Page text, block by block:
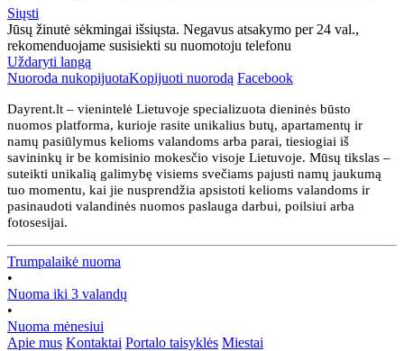
Siųsti
Jūsų žinutė sėkmingai išsiųsta. Negavus atsakymo per 24 val.,
rekomenduojame susisiekti su nuomotoju telefonu
Uždaryti langą
Nuoroda nukopijuotaKopijuoti nuorodą Facebook
Dayrent.lt – vienintelė Lietuvoje specializuota dieninės būsto
nuomos platforma, kurioje rasite unikalius butų, apartamentų ir
namų pasiūlymus kelioms valandoms arba parai, tiesiogiai iš
savininkų ir be komisinio mokesčio visoje Lietuvoje. Mūsų tikslas –
suteikti unikalią galimybę visiems svečiams pajusti namų jaukumą
tuo momentu, kai jie nusprendžia apsistoti kelioms valandoms ir
pasinaudoti valandinės nuomos paslauga darbui, poilsiui arba
fotosesijai.
Trumpalaikė nuoma
•
Nuoma iki 3 valandų
•
Nuoma mėnesiui
Apie mus Kontaktai Portalo taisyklės Miestai